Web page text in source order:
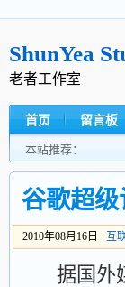
ShunYea
老者工作室
首页 留言板
本站推荐：
谷歌超
2010年08月16日 互
据国外媒